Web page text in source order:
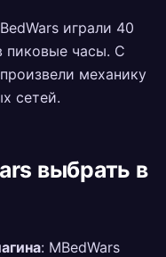
играли 40
пиковые часы. С
механику
сетей.
выбрать в
: MBedWars